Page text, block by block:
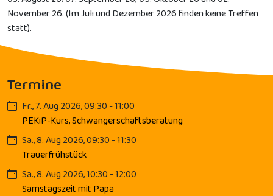
November 26. (Im Juli und Dezember 2026 finden keine Treffen
statt).
Termine
Fr., 7. Aug 2026, 09:30 - 11:00
PEKiP-Kurs, Schwangerschaftsberatung
Sa., 8. Aug 2026, 09:30 - 11:30
Trauerfrühstück
Sa., 8. Aug 2026, 10:30 - 12:00
Samstagszeit mit Papa